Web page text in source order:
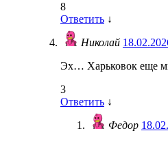
8
Ответить ↓
Николай
Эх… Харьковок еще
3
Ответить ↓
Федор